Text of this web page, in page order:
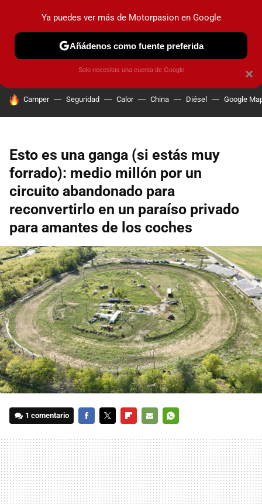
PRUEBAS COCHES ELÉCTRICOS OBSERVATORIO
HOY SE HABLA DE
Camper Seguridad Calor China Diésel Google
Esto es una ganga (si estás muy
forrado): medio millón por un
circuito abandonado para
reconvertirlo en un paraíso privado
para amantes de los coches
1 comentario
MAIL
×
Ya puedes ver más de Motorpasion en Google
Añádenos como fuente preferida
Solo necesitas una cuenta de Google